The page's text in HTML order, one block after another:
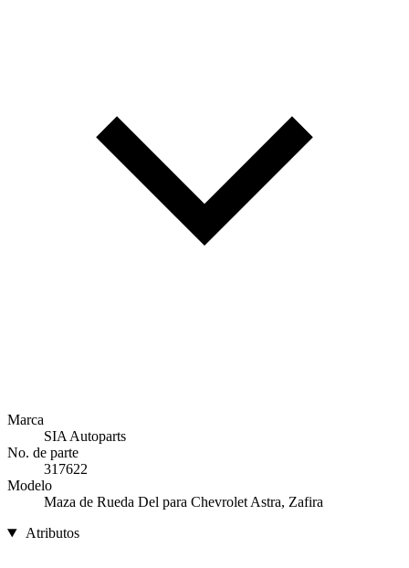
Marca
SIA Autoparts
No. de parte
317622
Modelo
Maza de Rueda Del para Chevrolet Astra, Zafira
Atributos